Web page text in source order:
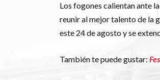
Los fogones calientan ante
reunir al mejor talento de la
este 24 de agosto y se
También te puede gustar: